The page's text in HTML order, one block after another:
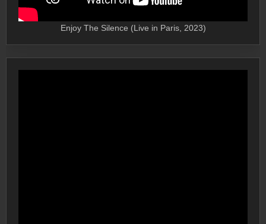
Enjoy The Silence (Live in Paris, 2023)